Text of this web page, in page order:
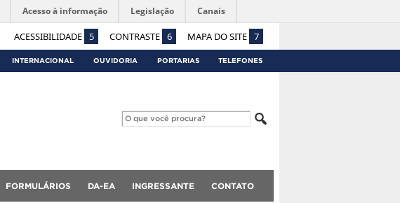
ACESSIBILIDADE 5 CONTRASTE 6 MAPA DO SITE 7
Acesso à informação Legislação Canais
INTERNACIONAL OUVIDORIA PORTARIAS TELEFONES
FORMULÁRIOS DA-EA INGRESSANTE CONTATO